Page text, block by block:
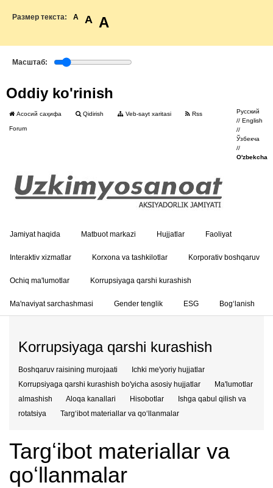
Размер текста: A A A
Масштаб:
Oddiy ko'rinish
Асосий саҳифа Qidirish Veb-sayt xaritasi Rss
Forum
Русский
//English
//
Ўзбекча
//
O'zbekcha
Jamiyat haqida Matbuot markazi Hujjatlar Faoliyat
Interaktiv xizmatlar Korxona va tashkilotlar Korporativ boshqaruv
Ochiq ma'lumotlar Korrupsiyaga qarshi kurashish
Ma'naviyat sarchashmasi Gender tenglik ESG Bog‘lanish
Korrupsiyaga qarshi kurashish
Boshqaruv raisining murojaati
Ichki me'yoriy hujjatlar
Korrupsiyaga qarshi kurashish bo'yicha asosiy hujjatlar
Ma'lumotlar
almashish
Aloqa kanallari Hisobotlar
Ishga qabul qilish va
rotatsiya
Targʻibot materiallar va qoʻllanmalar
Targʻibot materiallar va
qoʻllanmalar